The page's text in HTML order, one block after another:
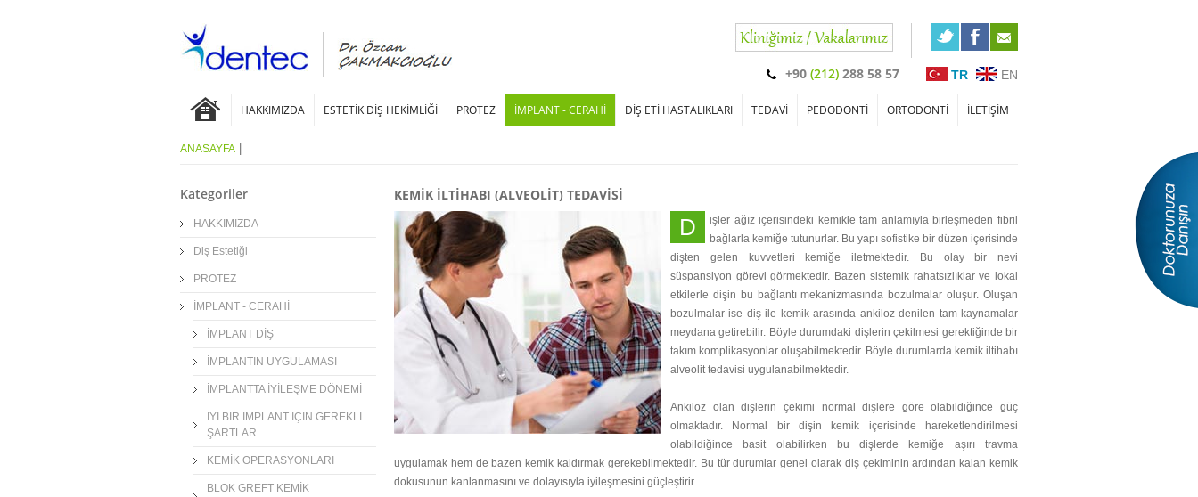
+90 (212) 288 58 57 TR EN
HAKKIMIZDA ESTETİK DİŞ HEKİMLİĞİ PROTEZ İMPLANT - CERAHİ DİŞ ETİ HASTALIKLARI TEDAVİ PEDODONTİ ORTODONTİ İLETİŞİM
ANASAYFA
Kategoriler
HAKKIMIZDA
Diş Estetiği
PROTEZ
İMPLANT - CERAHİ
İMPLANT DİŞ
İMPLANTIN UYGULAMASI
İMPLANTTA İYİLEŞME DÖNEMİ
İYİ BİR İMPLANT İÇİN GEREKLİ
ŞARTLAR
KEMİK OPERASYONLARI
BLOK GREFT KEMİK
KEMİK İLTİHABI (ALVEOLİT) TEDAVİSİ
Dişler ağız içerisindeki kemikle tam anlamıyla birleşmeden fibril
bağlarla kemiğe tutunurlar. Bu yapı sofistike bir düzen içerisinde
dişten gelen kuvvetleri kemiğe iletmektedir. Bu olay bir nevi
süspansiyon görevi görmektedir. Bazen sistemik rahatsızlıklar ve lokal
etkilerle dişin bu bağlantı mekanizmasında bozulmalar oluşur. Oluşan
bozulmalar ise diş ile kemik arasında ankiloz denilen tam kaynamalar
meydana getirebilir. Böyle durumdaki dişlerin çekilmesi gerektiğinde bir
takım komplikasyonlar oluşabilmektedir. Böyle durumlarda kemik iltihabı
alveolit tedavisi uygulanabilmektedir.
Ankiloz olan dişlerin çekimi normal dişlere göre olabildiğince güç
olmaktadır. Normal bir dişin kemik içerisinde hareketlendirilmesi
olabildiğince basit olabilirken bu dişlerde kemiğe aşırı travma
uygulamak hem de bazen kemik kaldırmak gerekebilmektedir. Bu tür durumlar genel olarak diş çekiminin ardından kalan kemik
dokusunun kanlanmasını ve dolayısıyla iyileşmesini güçleştirir.